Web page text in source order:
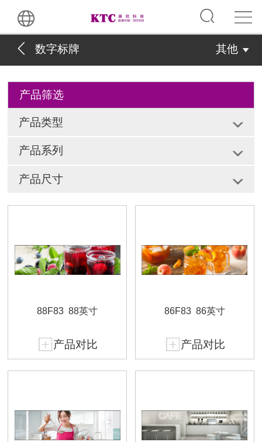
数字标牌 其他
产品筛选
产品类型
产品系列
产品尺寸
88F83 88英寸
产品对比
86F83 86英寸
产品对比